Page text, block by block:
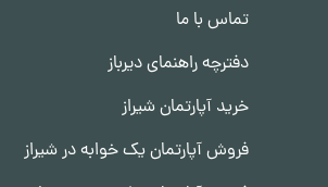
در شیراز بدانید
اینکه از خرید و فروش آپارتمان در شیراز
قرار می‌گیرند. اما این موضوع به سلیقه و
تماس با ما
دفترچه راهنمای دیرباز
خرید آپارتمان شیراز
فروش آپارتمان یک خوابه در شیراز